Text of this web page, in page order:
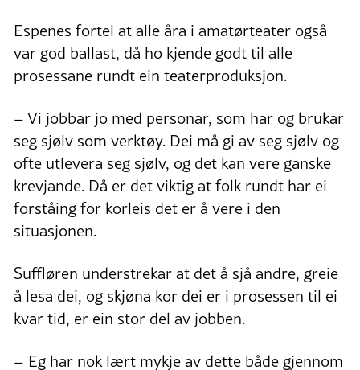
Espenes fortel at alle åra i amatørteater også
var god ballast, då ho kjende godt til alle
prosessane rundt ein teaterproduksjon.
– Vi jobbar jo med personar, som har og brukar
seg sjølv som verktøy. Dei må gi av seg sjølv og
ofte utlevera seg sjølv, og det kan vere ganske
krevjande. Då er det viktig at folk rundt har ei
forståing for korleis det er å vere i den
situasjonen.
Suffløren understrekar at det å sjå andre, greie
å lesa dei, og skjøna kor dei er i prosessen til ei
kvar tid, er ein stor del av jobben.
– Eg har nok lært mykje av dette både gjennom